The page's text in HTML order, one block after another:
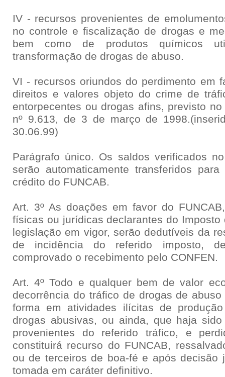
IV - recursos provenientes de
no controle e fiscalização de drogas e
bem como de produtos químicos
transformação de drogas de abuso.
VI - recursos oriundos do perdimento em
direitos e valores objeto do crime de
entorpecentes ou drogas afins, previsto
nº 9.613, de 3 de março de
30.06.99)
Parágrafo único. Os saldos verificados
serão automaticamente transferidos
crédito do FUNCAB.
Art. 3º As doações em favor do
físicas ou jurídicas declarantes do
legislação em vigor, serão dedutíveis da
de incidência do referido imposto,
comprovado o recebimento pelo CONFEN.
Art. 4º Todo e qualquer bem de valor
decorrência do tráfico de drogas de
forma em atividades ilícitas de
drogas abusivas, ou ainda, que haja
provenientes do referido tráfico, e
constituirá recurso do FUNCAB,
ou de terceiros de boa-fé e após decisão
tomada em caráter definitivo.